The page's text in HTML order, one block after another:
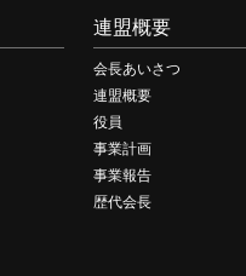
連盟概要
会長あいさつ
連盟概要
役員
事業計画
事業報告
歴代会長